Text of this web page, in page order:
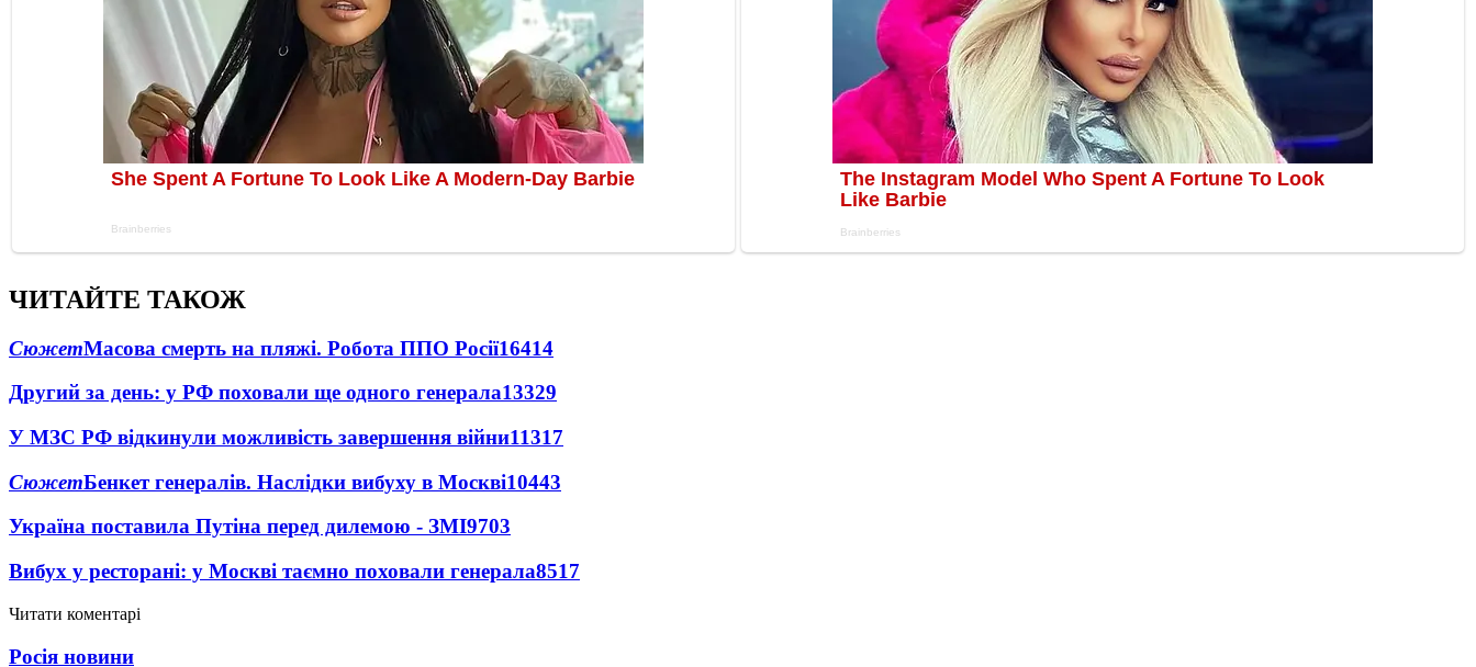
ЧИТАЙТЕ ТАКОЖ
СюжетМасова смерть на пляжі. Робота ППО Росії16414
Другий за день: у РФ поховали ще одного генерала13329
У МЗС РФ відкинули можливість завершення війни11317
СюжетБенкет генералів. Наслідки вибуху в Москві10443
Україна поставила Путіна перед дилемою - ЗМІ9703
Вибух у ресторані: у Москві таємно поховали генерала8517
Читати коментарі
Росія новини